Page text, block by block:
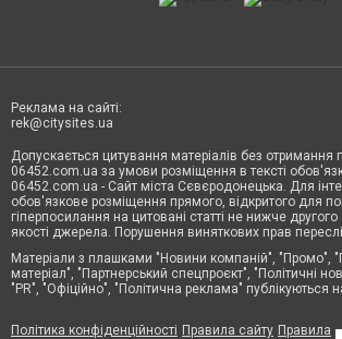
Реклама на сайті:
rek@citysites.ua
Допускається цитування матеріалів без отримання
06452.com.ua за умови розміщення в тексті
06452.com.ua - Сайт міста Сєвєродонецька. Для
обов'язкове розміщення прямого, відкритого для
гіперпосилання на цитовані статті не нижче другого
якості джерела. Порушення виняткових прав
Матеріали з плашками "Новини компаній", "Промо",
матеріал", "Партнерський спецпроєкт", "Політичні
"PR", "Офіційно", "Політична реклама" публікуються
Політика конфіденційності Правила сайту Правила